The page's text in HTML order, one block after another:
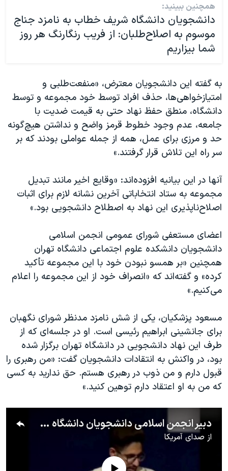
همچنین ببینید:
دانشجویان دانشگاه شریف خطاب به نامزد جناج
موسوم به اصلاح‌طلبان: از فریب رنگارنگ هر روز
شما بیزاریم
به گفته این دانشجویان معترض، «منفعت‌طلبی و
امتیازخواهی‌ها، حذف افراد توسط خود مجموعه و توسط
دانشگاه، منطق حفظ نهاد حتی به قیمت ضدیت با
جامعه، عدم وجود خطوط قرمز واضح و نداشتن هیچ‌گونه
حد و مرزی برای عمل، همه از جمله عواملی بودند که بر
سر راه این تلاش قرار گرفتند.»
آنها در این بیانیه افزوده‌اند: «وقایع اخیر مانند تبدیل
مجموعه به ستاد انتخاباتی آخرین نشانه لازم برای اثبات
اصلاح‌ناپذیری این نهاد به اصطلاح دانشجویی بود.»
اعضای مستعفی شورای عمومی انجمن اسلامی
دانشجویان دانشکده علوم اجتماعی دانشگاه تهران
همچنین «بر همسو نبودن خود با این مجموعه تأکید
کرده» و گفته‌اند که «انصراف خود از این مجموعه را اعلام
می‌کنیم.»
مسعود پزشکیان، یکی از شش نامزد مدنظر شورای نگهبان
برای جانشینی ابراهیم رئیسی است. او در جلسه‌ای که از
طرف این نهاد دانشجویی در دانشگاه تهران برگزار شده
بود، در واکنش به انتقادات دانشجویان گفت: «من رهبری را
قبول دارم و من ذوب در رهبری هستم. حق ندارید به کسی
که من به او اعتقاد دارم توهین کنید.»
دبیر انجمن اسلامی دانشجویان دانشگاه شریف: تاریخ مصرف «اصلاح‌طلبان» برای مردم گذشته است
از صدای آمریکا
No media source currently available